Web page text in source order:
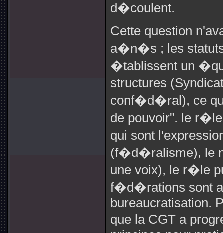
d�coulent.
Cette question
a�n�s ; les
�tablissent un
structures
conf�d�ral), ce
de pouvoir". le
qui sont
(f�d�ralisme), le
une voix), le r�le
f�d�rations sont
bureaucratisation.
que la CGT a